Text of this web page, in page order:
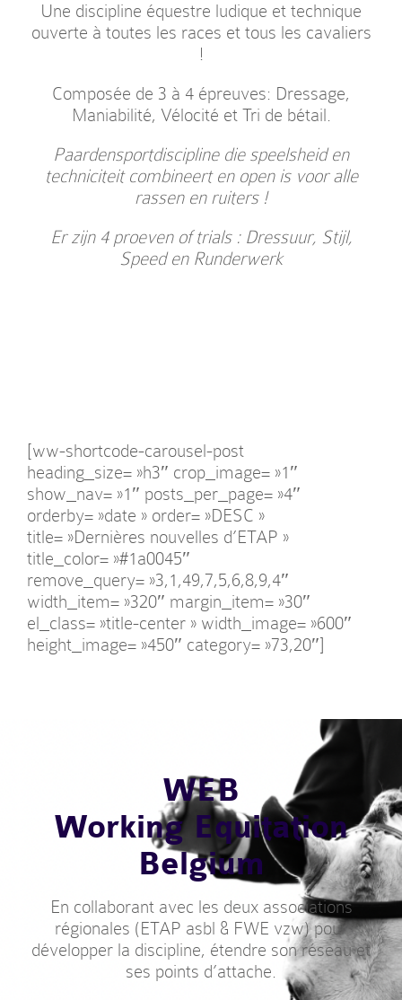
Une discipline équestre ludique et technique
ouverte à toutes les races et tous les cavaliers
!
Composée de 3 à 4 épreuves: Dressage,
Maniabilité, Vélocité et Tri de bétail.
Paardensportdiscipline die speelsheid en
techniciteit combineert en open is voor alle
rassen en ruiters !
Er zijn 4 proeven of trials : Dressuur, Stijl,
Speed en Runderwerk
[ww-shortcode-carousel-post
heading_size= »h3″ crop_image= »1″
show_nav= »1″ posts_per_page= »4″
orderby= »date » order= »DESC »
title= »Dernières nouvelles d’ETAP »
title_color= »#1a0045″
remove_query= »3,1,49,7,5,6,8,9,4″
width_item= »320″ margin_item= »30″
el_class= »title-center » width_image= »600″
height_image= »450″ category= »73,20″]
WEB
Working Equitation
Belgium
En collaborant avec les deux associations
régionales (ETAP asbl & FWE vzw) pour
développer la discipline, étendre son réseau et
ses points d’attache.